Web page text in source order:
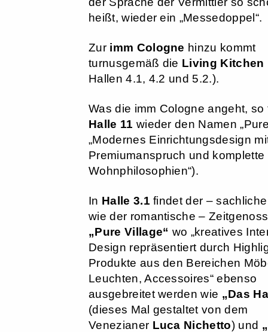
heißt, wieder ein „Messedoppel“.
Zur imm Cologne hinzu kommt
turnusgemäß die Living Kitchen
Hallen 4.1, 4.2 und 5.2.).
Was die imm Cologne angeht, so
Halle 11 wieder den Namen
„Modernes Einrichtungsdesign
Premiumanspruch und komplette
Wohnphilosophien“).
In Halle 3.1 findet der –
wie der romantische –
„Pure Village“ wo „kreatives
Design repräsentiert durch
Produkte aus den Bereichen
Leuchten, Accessoires“ ebenso
ausgebreitet werden wie „Das
(dieses Mal gestaltet von dem
Venezianer Luca Nichetto) und